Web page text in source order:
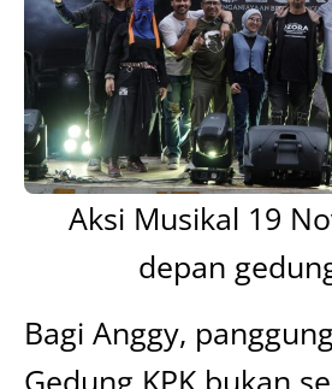
Aksi Musikal 19
depan
Bagi Anggy,